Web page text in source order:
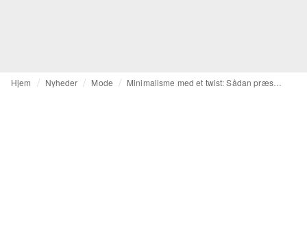
Hjem Nyheder Mode Minimalisme med et twist: Sådan præsenterede Simone Bellotti sin debut for Jil Sander